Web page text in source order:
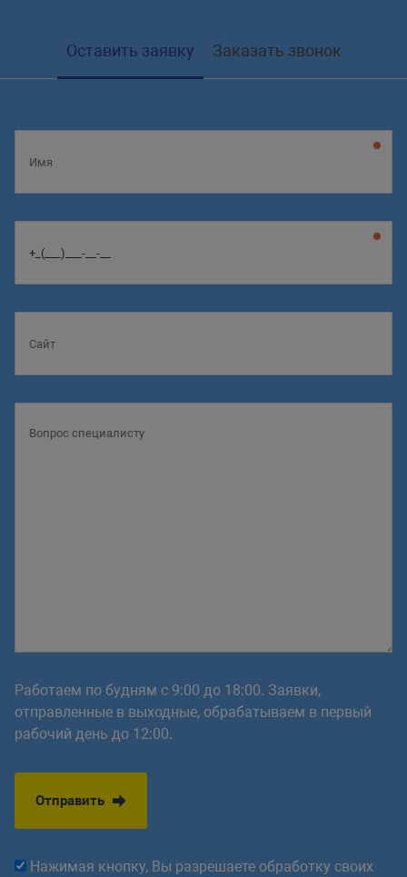
Оставить заявку Заказать звонок
Работаем по будням с 9:00 до 18:00. Заявки,
отправленные в выходные, обрабатываем в первый
рабочий день до 12:00.
Отправить
Нажимая кнопку, Вы разрешаете обработку своих